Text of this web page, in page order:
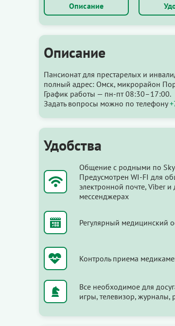
Описание
Описание
Пансионат для престарелых и
полный адрес: Омск, микрорайон
График работы — пн-пт 08:30–17:00.
Задать вопросы можно по телефону
Удобства
Общение с родными по
Предусмотрен WI-FI для
электронной почте, Viber и
мессенджерах
Регулярный медицинский
Контроль приема
Все необходимое для
игры, телевизор, журналы,